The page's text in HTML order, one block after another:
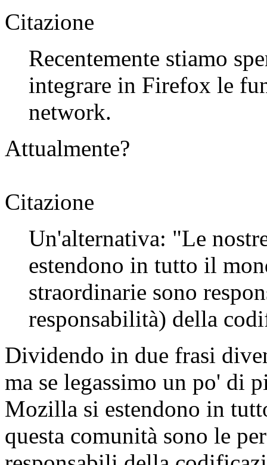
Citazione
Recentemente stiamo
integrare in Firefox le
network.
Attualmente?
Citazione
Un'alternativa: "Le
estendono in tutto il
straordinarie sono
responsabilità) della
Dividendo in due frasi
ma se legassimo un po' di
Mozilla si estendono in
questa comunità sono le